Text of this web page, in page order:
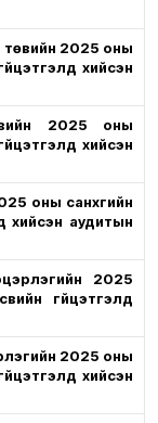
2025 оны
хийсэн
2025 оны
хийсэн
оны санхүүгийн
хийсэн аудитын
2025
гүйцэтгэлд
2025 оны
хийсэн